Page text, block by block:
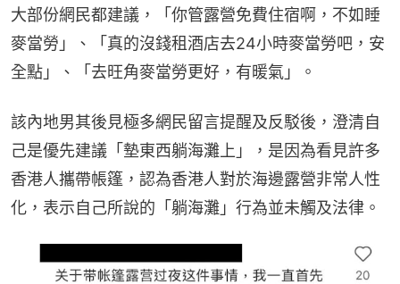
大部份網民都建議，「你管露營免費住宿啊，不如睡
麥當勞」、「真的沒錢租酒店去24小時麥當勞吧，安
全點」、「去旺角麥當勞更好，有暖氣」。
該內地男其後見極多網民留言提醒及反駁後，澄清自
己是優先建議「墊東西躺海灘上」，是因為看見許多
香港人攜帶帳篷，認為香港人對於海邊露營非常人性
化，表示自己所說的「躺海灘」行為並未觸及法律。